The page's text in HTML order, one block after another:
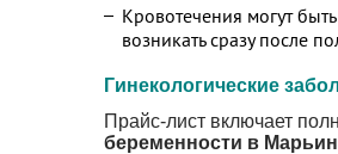
Кровотечения могут
возникать сразу после
Гинекологические
Прайс-лист включает
беременности в